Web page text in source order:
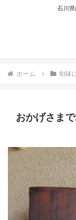
石川
ホーム 旬味
おかげさま